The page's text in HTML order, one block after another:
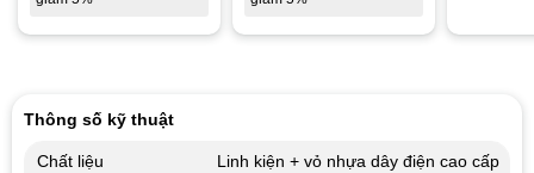
Thông số kỹ thuật
Chất liệu Linh kiện + vỏ nhựa dây điện cao cấp